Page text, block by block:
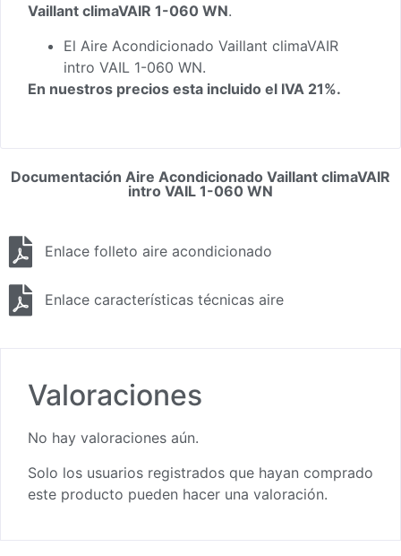
Vaillant climaVAIR 1-060 WN.
El Aire Acondicionado Vaillant climaVAIR
intro VAIL 1-060 WN.
En nuestros precios esta incluido el IVA 21%.
Documentación Aire Acondicionado Vaillant climaVAIR
intro VAIL 1-060 WN
Enlace folleto aire acondicionado
Enlace características técnicas aire
Valoraciones
No hay valoraciones aún.
Solo los usuarios registrados que hayan comprado
este producto pueden hacer una valoración.